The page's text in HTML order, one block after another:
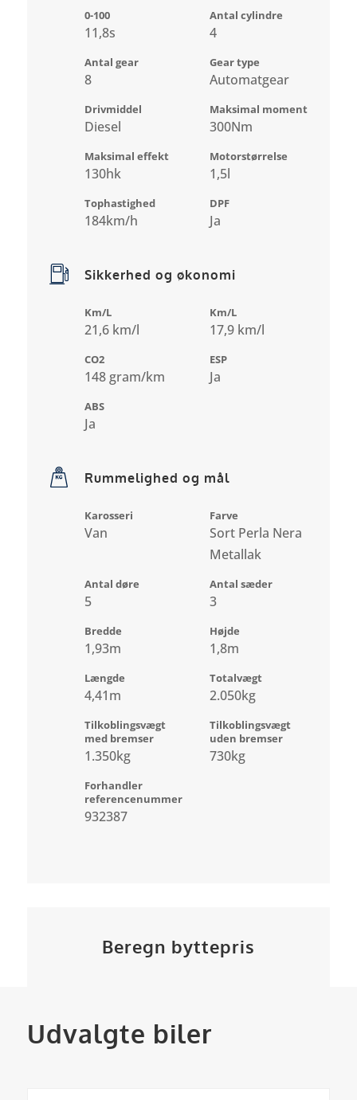
0-100
11,8s
Antal cylindre
4
Antal gear
8
Gear type
Automatgear
Drivmiddel
Diesel
Maksimal moment
300Nm
Maksimal effekt
130hk
Motorstørrelse
1,5l
Tophastighed
184km/h
DPF
Ja
Sikkerhed og økonomi
Km/L
21,6 km/l
Km/L
17,9 km/l
CO2
148 gram/km
ESP
Ja
ABS
Ja
Rummelighed og mål
Karosseri
Van
Farve
Sort Perla Nera
Metallak
Antal døre
5
Antal sæder
3
Bredde
1,93m
Højde
1,8m
Længde
4,41m
Totalvægt
2.050kg
Tilkoblingsvægt
med bremser
1.350kg
Tilkoblingsvægt
uden bremser
730kg
Forhandler
referencenummer
932387
Beregn byttepris
Udvalgte biler